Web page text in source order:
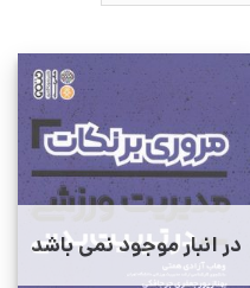
در انبار موجود نمی باشد